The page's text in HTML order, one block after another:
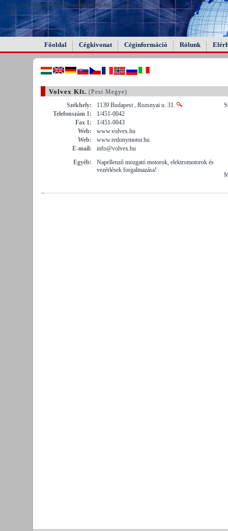
FAIL (the browser should render some flash content, not
this).
Főoldal Cégkivonat Céginformáció Rólunk
Volvex Kft. (Pest Megye)
Székhely:
1139 Budapest , Rozsnyai u. 31.
Telefonszám 1:
1/451-0042
Fax 1:
1/451-0043
Web:
www.volvex.hu
Web:
www.redonymotor.hu
E-mail:
info@volvex.hu
Egyéb:
Napellenző mozgató motorok, elektromotorok és
vezérlések forgalmazása!